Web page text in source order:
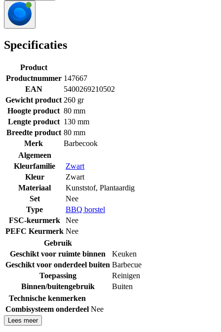
Specificaties
Product
Productnummer 147667
EAN
5400269210502
Gewicht product 260 gr
Hoogte product 80 mm
Lengte product 130 mm
Breedte product 80 mm
Merk
Barbecook
Algemeen
Kleurfamilie
Zwart
Kleur
Zwart
Materiaal
Kunststof, Plantaardig
Set
Nee
Type
BBQ borstel
FSC-keurmerk
Nee
PEFC Keurmerk Nee
Gebruik
Geschikt voor ruimte binnen
Keuken
Geschikt voor onderdeel buiten Barbecue
Toepassing
Reinigen
Binnen/buitengebruik
Buiten
Technische kenmerken
Combisysteem onderdeel Nee
Lees meer